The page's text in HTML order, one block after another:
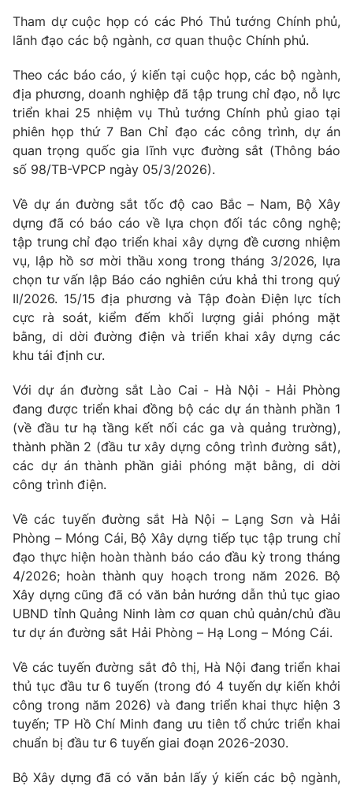
VTV Money VTV Thể thao
VTV Sức khoẻ Bất động sản
Thị trường 24h Tấm lòng Việt
VTV9 VTV8
Liên hệ tòa soạn English
THỜI BÁO VTV
Theo dõi báo trên
Cơ quan chủ quản:
Đài Truyền hình Việt Nam
Cơ quan báo chí:
cấp ngày 29/12/2023
Tổng Biên tập:Vũ Thanh Thủy
Phó Tổng Biên tập:Nguyễn Thị Mỹ Hạnh, Phạm Quốc Thắng,
Nguyễn Trọng Ninh
Tổng đài VTV:024.38 355 931 - 024.38 355 932
Ðiện thoại Thời báo VTV:024.66 897 897
Email:
toasoan@vtv.vn
Liên hệ quảng cáo:024-7300.7108
Tham dự cuộc họp có các Phó Thủ tướng Chính phủ,
lãnh đạo các bộ ngành, cơ quan thuộc Chính phủ.
Theo các báo cáo, ý kiến tại cuộc họp, các bộ ngành,
địa phương, doanh nghiệp đã tập trung chỉ đạo, nỗ lực
triển khai 25 nhiệm vụ Thủ tướng Chính phủ giao tại
phiên họp thứ 7 Ban Chỉ đạo các công trình, dự án
quan trọng quốc gia lĩnh vực đường sắt (Thông báo
số 98/TB-VPCP ngày 05/3/2026).
Về dự án đường sắt tốc độ cao Bắc – Nam, Bộ Xây
dựng đã có báo cáo về lựa chọn đối tác công nghệ;
tập trung chỉ đạo triển khai xây dựng đề cương nhiệm
vụ, lập hồ sơ mời thầu xong trong tháng 3/2026, lựa
chọn tư vấn lập Báo cáo nghiên cứu khả thi trong quý
II/2026. 15/15 địa phương và Tập đoàn Điện lực tích
cực rà soát, kiểm đếm khối lượng giải phóng mặt
bằng, di dời đường điện và triển khai xây dựng các
khu tái định cư.
Với dự án đường sắt Lào Cai - Hà Nội - Hải Phòng
đang được triển khai đồng bộ các dự án thành phần 1
(về đầu tư hạ tầng kết nối các ga và quảng trường),
thành phần 2 (đầu tư xây dựng công trình đường sắt),
các dự án thành phần giải phóng mặt bằng, di dời
công trình điện.
Về các tuyến đường sắt Hà Nội – Lạng Sơn và Hải
Phòng – Móng Cái, Bộ Xây dựng tiếp tục tập trung chỉ
đạo thực hiện hoàn thành báo cáo đầu kỳ trong tháng
4/2026; hoàn thành quy hoạch trong năm 2026. Bộ
Xây dựng cũng đã có văn bản hướng dẫn thủ tục giao
UBND tỉnh Quảng Ninh làm cơ quan chủ quản/chủ đầu
tư dự án đường sắt Hải Phòng – Hạ Long – Móng Cái.
Về các tuyến đường sắt đô thị, Hà Nội đang triển khai
thủ tục đầu tư 6 tuyến (trong đó 4 tuyến dự kiến khởi
công trong năm 2026) và đang triển khai thực hiện 3
tuyến; TP Hồ Chí Minh đang ưu tiên tổ chức triển khai
chuẩn bị đầu tư 6 tuyến giai đoạn 2026-2030.
Bộ Xây dựng đã có văn bản lấy ý kiến các bộ ngành,